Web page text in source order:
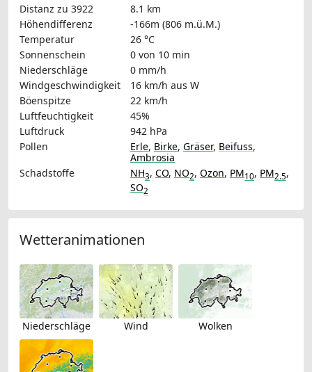
Distanz zu 3922
8.1 km
Höhendifferenz
-166m (806 m.ü.M.)
Temperatur
26 °C
Sonnenschein
0 von 10 min
Niederschläge
0 mm/h
Windgeschwindigkeit
16 km/h aus W
Böenspitze
22 km/h
Luftfeuchtigkeit
45%
Luftdruck
942 hPa
Pollen
Erle, Birke, Gräser, Beifuss,
Ambrosia
Schadstoffe
NH3, CO, NO2, Ozon, PM10, PM2.5,
SO2
Wetteranimationen
Niederschläge Wind Wolken